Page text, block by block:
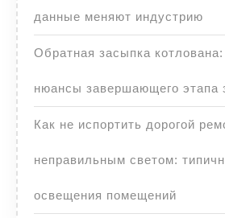
данные меняют индустрию
Обратная засыпка котлована:
нюансы завершающего этапа
Как не испортить дорогой
неправильным светом:
освещения помещений